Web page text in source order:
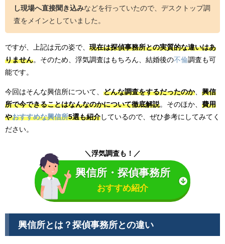
し現場へ直接聞き込みなどを行っていたので、デスクトップ調
査をメインとしていました。
ですが、上記は元の姿で、 現在は探偵事務所との実質的な違いはあ
りません。そのため、浮気調査はもちろん、結婚後の不倫調査も可
能です。
今回はそんな興信所について、 どんな調査をするだったのか、 興信
所で今できることはなんなのかについて徹底解説。そのほか、 費用
やおすすめな興信所5選も紹介 しているので、ぜひ参考にしてみてく
ださい。
＼浮気調査も！／
興信所・探偵事務所
おすすめ紹介
興信所とは？探偵事務所との違い